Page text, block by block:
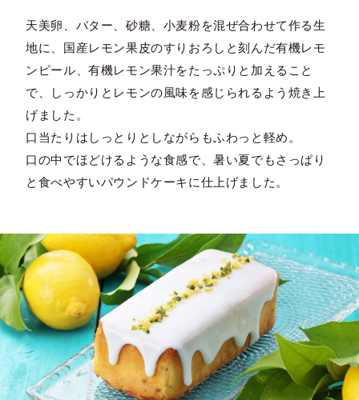
天美卵、バター、砂糖、小麦粉を混ぜ合わせて作る生
地に、国産レモン果皮のすりおろしと刻んだ有機レモ
ンピール、有機レモン果汁をたっぷりと加えること
で、しっかりとレモンの風味を感じられるよう焼き上
げました。
口当たりはしっとりとしながらもふわっと軽め。
口の中でほどけるような食感で、暑い夏でもさっぱり
と食べやすいパウンドケーキに仕上げました。